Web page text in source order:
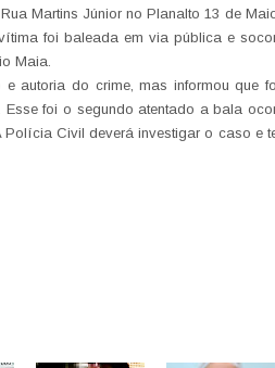
Martins Júnior no Planalto 13 de
foi baleada em via pública e
Maia.
autoria do crime, mas informou que
Esse foi o segundo atentado a bala
Civil deverá investigar o caso e